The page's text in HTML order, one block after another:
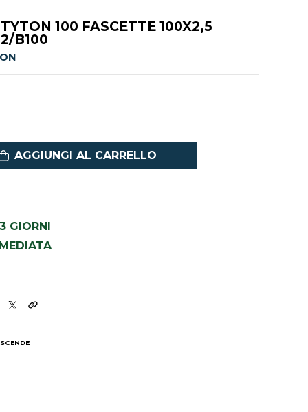
100 FASCETTE 100X2,5
B100
AGGIUNGI AL CARRELLO
GIORNI